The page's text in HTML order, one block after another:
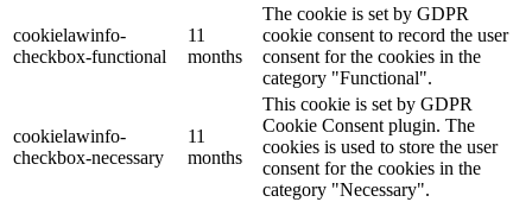
cookielawinfo-
checkbox-functional
11
months
The cookie is set by GDPR
cookie consent to record the user
consent for the cookies in the
category "Functional".
cookielawinfo-
checkbox-necessary
11
months
This cookie is set by GDPR
Cookie Consent plugin. The
cookies is used to store the user
consent for the cookies in the
category "Necessary".